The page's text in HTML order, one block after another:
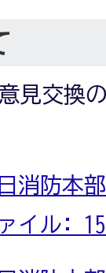
見交換
消防本
イル: